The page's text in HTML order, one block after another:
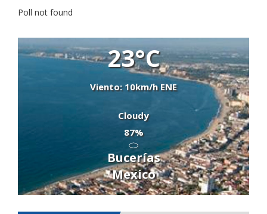
Poll not found
23°C
Viento: 10km/h ENE
Cloudy
87%
Bucerías
Mexico